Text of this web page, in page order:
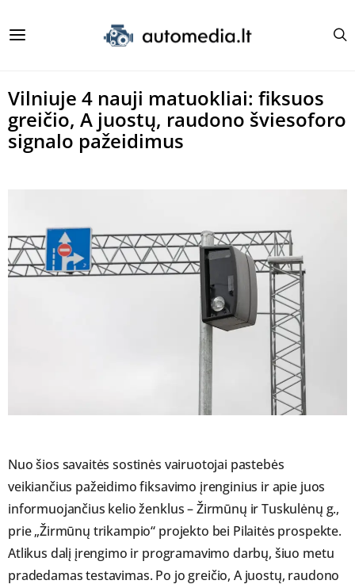
Vilniuje 4 nauji matuokliai: fiksuos
greičio, A juostų, raudono šviesoforo
signalo pažeidimus
Nuo šios savaitės sostinės vairuotojai pastebės
veikiančius pažeidimo fiksavimo įrenginius ir apie juos
informuojančius kelio ženklus – Žirmūnų ir Tuskulėnų g.,
prie „Žirmūnų trikampio“ projekto bei Pilaitės prospekte.
Atlikus dalį įrengimo ir programavimo darbų, šiuo metu
pradedamas testavimas. Po jo greičio, A juostų, raudono